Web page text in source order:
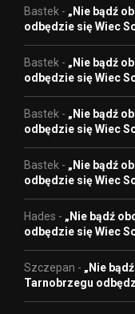
Bastek - „Nie bądź
odbędzie się Wiec
Bastek - „Nie bądź
odbędzie się Wiec
Bastek - „Nie bądź
odbędzie się Wiec
Bastek - „Nie bądź
odbędzie się Wiec
Hades - „Nie bądź
odbędzie się Wiec
Szczepan - „Nie
Tarnobrzegu